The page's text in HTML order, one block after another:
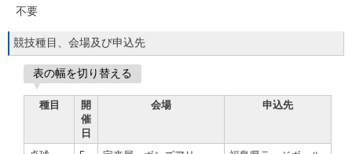
不要
競技種目、会場及び申込先
表の幅を切り替える
種目
開
催
日
会場 申込先